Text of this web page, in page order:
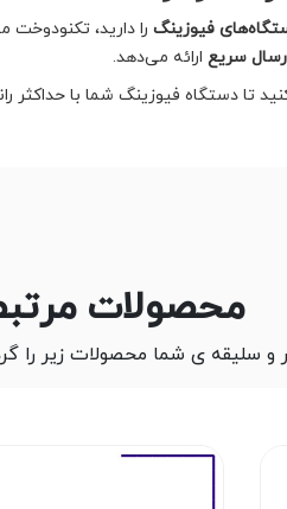
فیوزینگرا دارید، تکنودوخت
سریعارائه می‌دهد.
تا دستگاه فیوزینگ شما با حداکثر
محصولات
و سلیقه ی شما محصولات زیر را